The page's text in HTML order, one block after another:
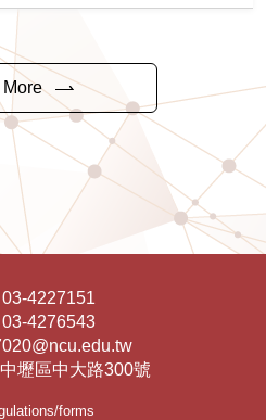
More
03-4227151
03-4276543
壢區中大路300號
forms